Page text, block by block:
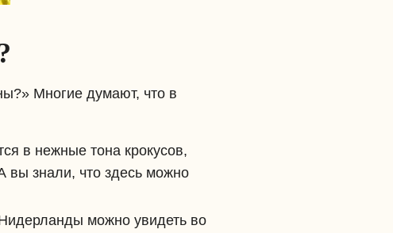
Многие думают, что в
в нежные тона крокусов,
вы знали, что здесь можно
можно увидеть во